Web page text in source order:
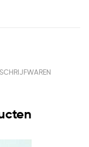
SCHRIJFWAREN